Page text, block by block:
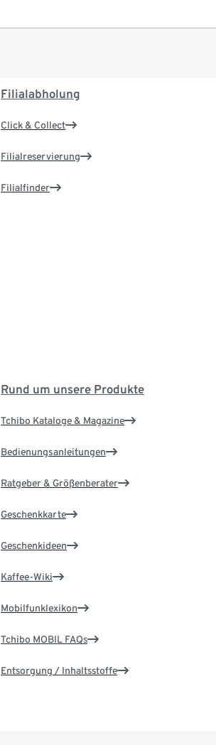
Filialabholung
Click & Collect
Filialreservierung
Filialfinder
Rund um unsere Produkte
Tchibo Kataloge & Magazine
Bedienungsanleitungen
Ratgeber & Größenberater
Geschenkkarte
Geschenkideen
Kaffee-Wiki
Mobilfunklexikon
Tchibo MOBIL FAQs
Entsorgung / Inhaltsstoffe